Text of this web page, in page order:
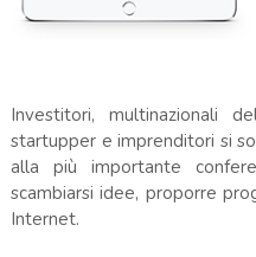
Investitori, multinazionali
startupper e imprenditori si
alla più importante
scambiarsi idee, proporre
Internet.